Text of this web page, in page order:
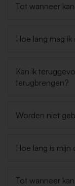
Tot wanneer
Hoe lang mag
Kan ik
terugbrengen?
Worden niet
Hoe lang is
Tot wanneer